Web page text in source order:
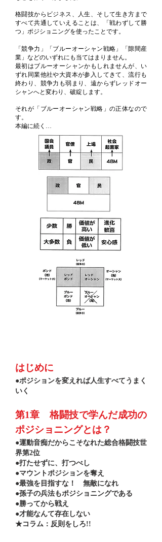
格闘技からビジネス、人生、そして生き方まで
すべて共通していえることは、「戦わずして勝
つ」ポジショニングを使ったことです。
「競争力」「ブルーオーシャン戦略」「隙間産
業」などのいずれにも当てはまりません。
最初はブルーオーシャンかもしれませんが、い
ずれ同業他社や大資本が参入してきて、流行も
終わり、競争力も弱まり、遠からずレッドオー
シャンへと変わり、破綻します。
それが「ブルーオーシャン戦略」の正体なので
す。
本編に続く…
はじめに
●ポジションを変えれば人生すべてうまく
いく
第1章 格闘技で学んだ成功の
ポジショニングとは？
●運動音痴だからこそなれた総合格闘技世
界第2位
●打たせずに、打つべし
●マウントポジションを奪え
●最強を目指すな！ 無敵になれ
●孫子の兵法もポジショニングである
●勝ってから戦え
●才能なんて存在しない
★コラム：反則をしろ!!